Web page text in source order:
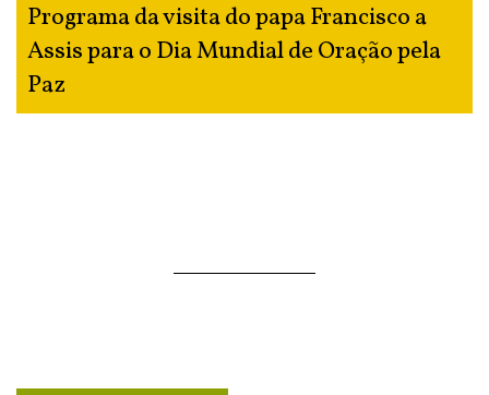
Programa da visita do papa Francisco a
Assis para o Dia Mundial de Oração pela
Paz